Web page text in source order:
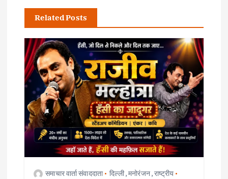
v
g
a
t
Related Posts
समाचार वार्ता संवाददाता दिल्ली,मनोरंजन,राष्ट्रीय